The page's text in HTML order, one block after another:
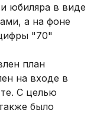
юбиляра в виде
а на фоне
"70"
план
на входе в
С целью
было